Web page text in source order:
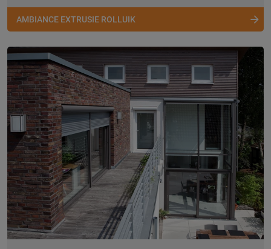
AMBIANCE EXTRUSIE ROLLUIK